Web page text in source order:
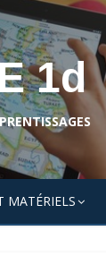
1d
MATÉRIELS